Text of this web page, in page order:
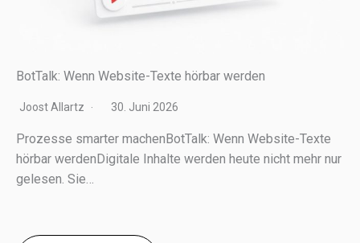
BotTalk: Wenn Website-Texte hörbar werden
Joost Allartz 30. Juni 2026
Prozesse smar­ter machenBotTalk: Wenn Website-Texte
hörbar werdenDigitale Inhalte werden heute nicht mehr nur
gele­sen. Sie…